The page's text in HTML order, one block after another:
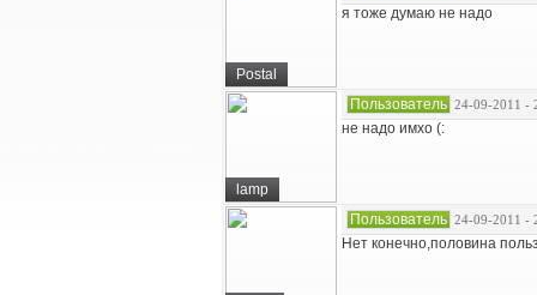
Postal
я тоже думаю не надо
lamp
Пользователь 24-09-2011 -
не надо имхо (:
Пользователь 24-09-2011 -
Нет конечно,половина